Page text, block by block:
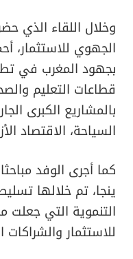
وخلال اللقاء الذي
الجهوي للاستثمار،
بجهود المغرب في
قطاعات التعليم
بالمشاريع الكبرى
السياحة، الاقتصاد
كما أجرى الوفد
ينجا، تم خلالها
التنموية التي جعلت
للاستثمار والشراكات